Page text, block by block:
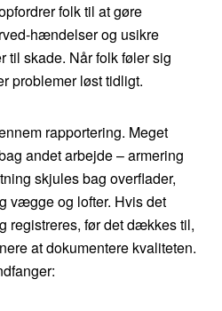
folk til at gøre
hændelser og usikre
til skade. Når folk føler sig
problemer løst tidligt.
rapportering. Meget
andet arbejde – armering
skjules bag overflader,
vægge og lofter. Hvis det
registreres, før det dækkes til,
at dokumentere kvaliteten.